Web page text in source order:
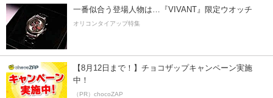
一番似合う登場人物は…『VIVANT』限定ウオッチ
オリコンタイアップ特集
【8月12日まで！】チョコザップキャンペーン実施
中！
（PR）chocoZAP